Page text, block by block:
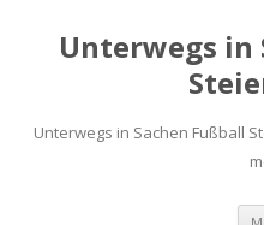
Unterwegs in
Unterwegs in Sachen Fußball